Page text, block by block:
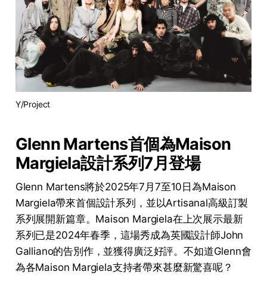
Y/Project
Glenn Martens首個為Maison
Margiela設計系列7月登場
Glenn Martens將於2025年7月7至10日為Maison
Margiela帶來首個設計系列，並以Artisanal高級訂製
系列展開新篇章。Maison Margiela在上次展示最新
系列已是2024年春季，這場秀成為英國設計師John
Galliano的告別作，並獲得廣泛好評。不如道Glenn會
為各Maison Margiela支持者帶來甚麼新驚喜呢？